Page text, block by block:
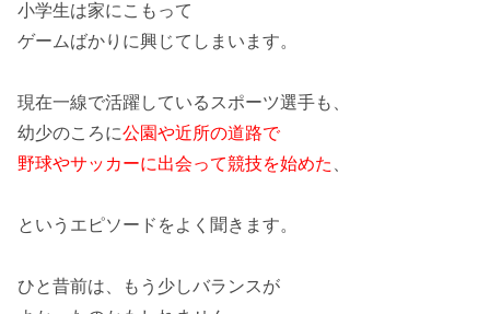
小学生は家にこもって
ゲームばかりに興じてしまいます。
現在一線で活躍しているスポーツ選手も、
幼少のころに公園や近所の道路で
野球やサッカーに出会って競技を始めた
というエピソードをよく聞きます。
ひと昔前は、もう少しバランスが